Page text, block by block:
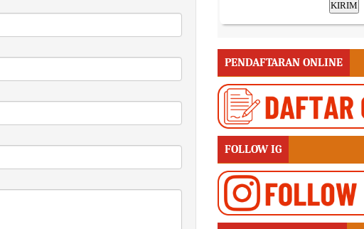
PENDAFTARAN ONLINE
FOLLOW IG